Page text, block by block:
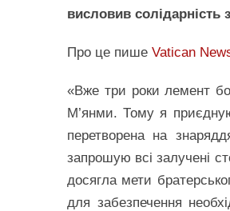
висловив
Про це пише Vatican
«Вже три роки лемент
М’янми. Тому я
перетворена на
запрошую всі залучені
досягла мети
для забезпечення